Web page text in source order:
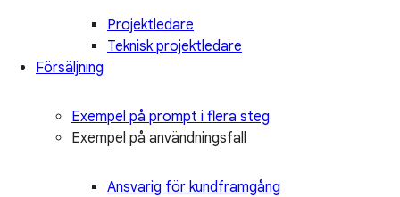
Projektledare
Teknisk projektledare
Försäljning
Exempel på prompt i flera steg
Exempel på användningsfall
Ansvarig för kundframgång